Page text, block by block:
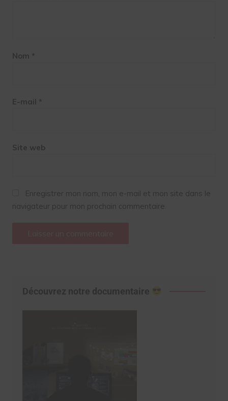
Nom *
E-mail *
Site web
Enregistrer mon nom, mon e-mail et mon site dans le
navigateur pour mon prochain commentaire.
Découvrez notre documentaire